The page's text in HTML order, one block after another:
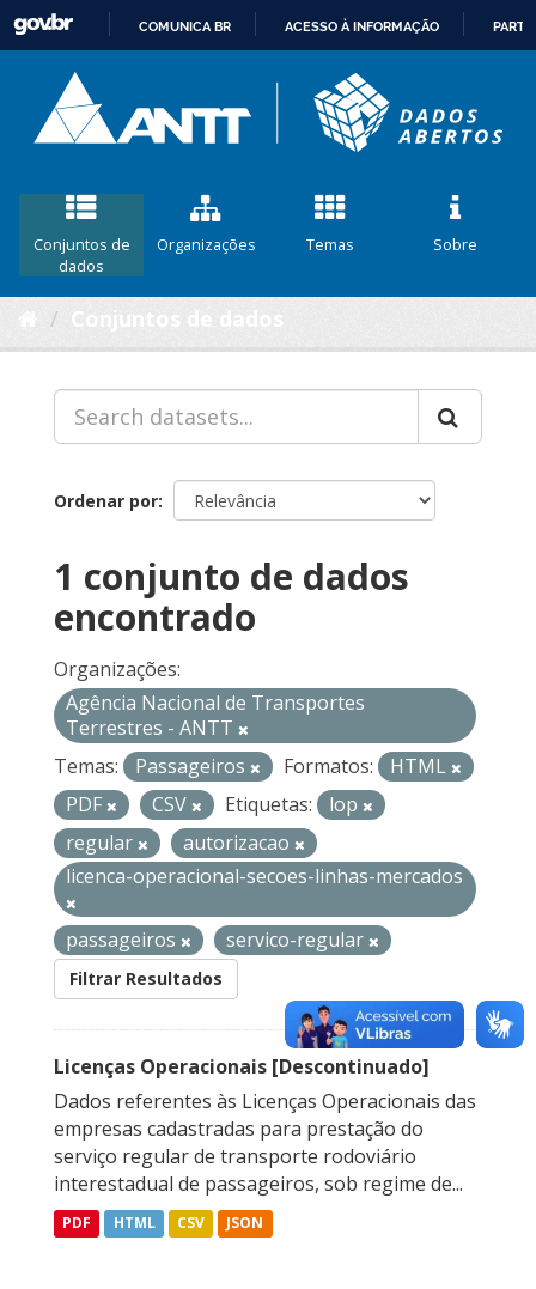
CONTEÚDO
COMUNICA BR ACESSO À INFORMAÇÃO
Conjuntos de
dados
Organizações Temas Sobre
Ordenar por
1 conjunto de dados
encontrado
Organizações:
Agência Nacional de Transportes
Terrestres - ANTT
Temas:
Passageiros Formatos:
HTML
PDF
CSV Etiquetas:
lop
regular
autorizacao
licenca-operacional-secoes-linhas-mercados
passageiros servico-regular
Filtrar Resultados
Licenças Operacionais [Descontinuado]
Dados referentes às Licenças Operacionais das
empresas cadastradas para prestação do
serviço regular de transporte rodoviário
interestadual de passageiros, sob regime de...
PDF HTML CSV JSON